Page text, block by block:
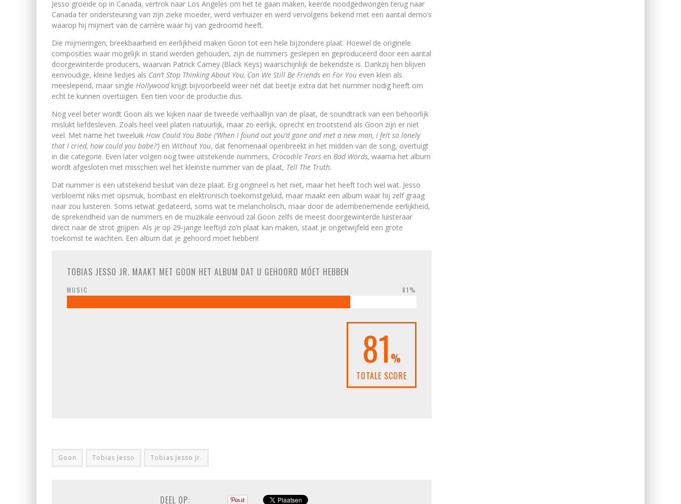
Jesso groeide op in Canada, vertrok naar Los Angeles om het te gaan maken, keerde noodgedwongen terug naar
Canada ter ondersteuning van zijn zieke moeder, werd verhuizer en werd vervolgens bekend met een aantal demo’s
waarop hij mijmert van de carrière waar hij van gedroomd heeft.
Die mijmeringen, breekbaarheid en eerlijkheid maken Goon tot een hele bijzondere plaat. Hoewel de originele
composities waar mogelijk in stand werden gehouden, zijn de nummers geslepen en geproduceerd door een aantal
doorgewinterde producers, waarvan Patrick Carney (Black Keys) waarschijnlijk de bekendste is. Dankzij hen blijven
eenvoudige, kleine liedjes als Can’t Stop Thinking About You, Can We Still Be Friends en For You even klein als
meeslepend, maar single Hollywood krijgt bijvoorbeeld weer nét dat beetje extra dat het nummer nodig heeft om
echt te kunnen overtuigen. Een tien voor de productie dus.
Nog veel beter wordt Goon als we kijken naar de tweede verhaallijn van de plaat, de soundtrack van een behoorlijk
mislukt liefdesleven. Zoals heel veel platen natuurlijk, maar zo eerlijk, oprecht en trootstend als Goon zijn er niet
veel. Met name het tweeluik How Could You Babe (‘When I found out you’d gone and met a new man, I felt so lonely
that I cried, how could you babe?’) en Without You, dat fenomenaal openbreekt in het midden van de song, overtuigt
in die categorie. Even later volgen nog twee uitstekende nummers, Crocodile Tears en Bad Words, waarna het album
wordt afgesloten met misschien wel het kleinste nummer van de plaat, Tell The Truth.
Dat nummer is een uitstekend besluit van deze plaat. Erg origineel is het niet, maar het heeft toch wel wat. Jesso
verbloemt niks met opsmuk, bombast en elektronisch toekomstgeluid, maar maakt een album waar hij zelf graag
naar zou luisteren. Soms ietwat gedateerd, soms wat te melancholisch, maar door de adembenemende eerlijkheid,
de sprekendheid van de nummers en de muzikale eenvoud zal Goon zelfs de meest doorgewinterde luisteraar
direct naar de strot grijpen. Als je op 29-jarige leeftijd zo’n plaat kan maken, staat je ongetwijfeld een grote
toekomst te wachten. Een album dat je gehoord moet hebben!
TOBIAS JESSO JR. MAAKT MET GOON HET ALBUM DAT U GEHOORD MÓET HEBBEN
MUSIC 81%
81 %
TOTALE SCORE
Goon Tobias Jesso Tobias Jesso Jr.
DEEL OP: